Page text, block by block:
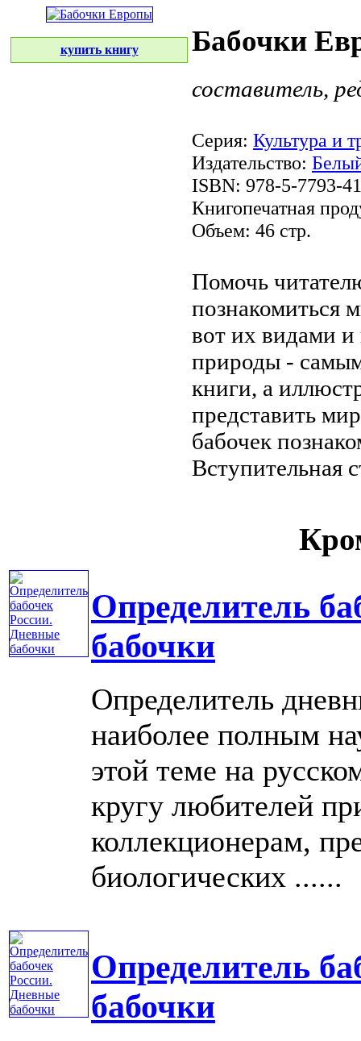
купить книгу Бабочки
составитель,
Серия: Культура и
Издательство:
ISBN: 978-5-7793-
Книгопечатная
Объем: 46 стр.
Помочь
познакомиться
вот их видами и
природы -
книги, а
представить
бабочек
Вступительная
Определитель
бабочки
Определитель
наиболее полным
этой теме на
кругу любителей
коллекционерам,
биологических ......
Определитель
бабочки